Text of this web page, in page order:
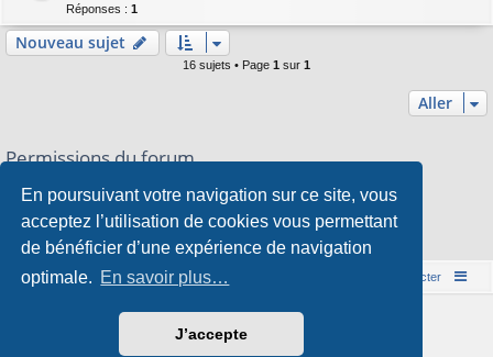
En poursuivant votre navigation sur ce site, vous
acceptez l’utilisation de cookies vous permettant
de bénéficier d’une expérience de navigation
optimale. En savoir plus…
J’accepte
Réponses : 1
Nouveau sujet
16 sujets • Page 1 sur 1
Aller
Permissions du forum
Vousne pouvez pasrépondre aux sujets dans ce forum
Vousne pouvez pasmodifier vos messages dans ce forum
Vousne pouvez passupprimer vos messages dans ce forum
Vousne pouvez pastransférer de pièces jointes dans ce forum
Accueil du forum Nous contacter
Développé parphpBB® Forum Software © phpBB Limited
Style parArty
©